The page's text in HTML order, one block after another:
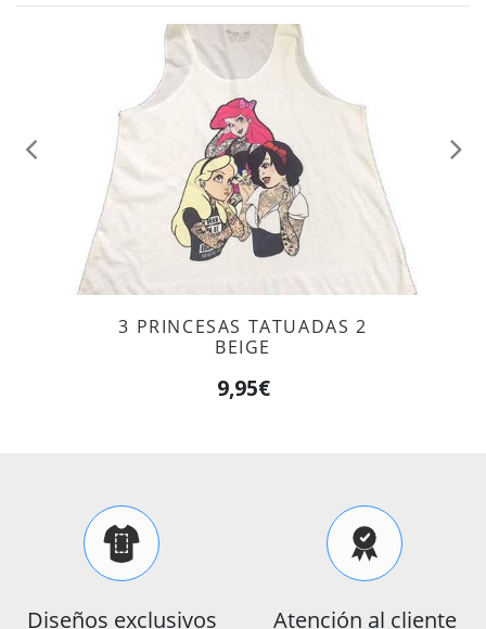
3 PRINCESAS TATUADAS 2
BEIGE
9,95€
Anterior
Diseños exclusivos Atención al cliente